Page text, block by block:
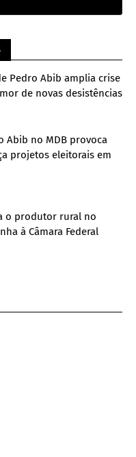
Pedro Abib amplia crise
de novas desistências
Abib no MDB provoca
projetos eleitorais em
o produtor rural no
à Câmara Federal